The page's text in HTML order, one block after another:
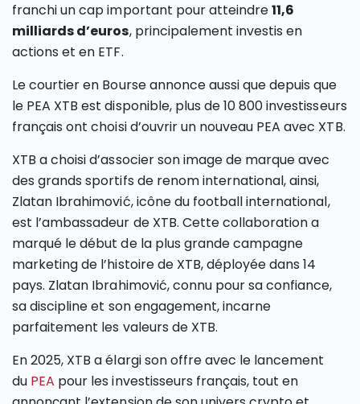
franchi un cap important pour atteindre11,6
milliards d’euros, principalement investis en
actions et en ETF.
Le courtier en Bourse annonce aussi que depuis que
le PEA XTB est disponible, plus de 10 800 investisseurs
français ont choisi d’ouvrir un nouveau PEA avec XTB.
XTB a choisi d’associer son image de marque avec
des grands sportifs de renom international, ainsi,
Zlatan Ibrahimović, icône du football international,
est l’ambassadeur de XTB. Cette collaboration a
marqué le début de la plus grande campagne
marketing de l’histoire de XTB, déployée dans 14
pays. Zlatan Ibrahimović, connu pour sa confiance,
sa discipline et son engagement, incarne
parfaitement les valeurs de XTB.
En 2025, XTB a élargi son offre avec le lancement
du PEA pour les investisseurs français, tout en